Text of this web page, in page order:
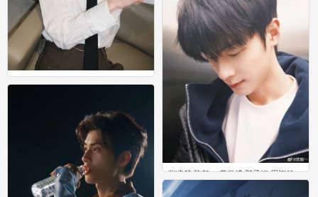
张凌赫 陈鹤一 黄誉博 邵子恒 周翊然
0